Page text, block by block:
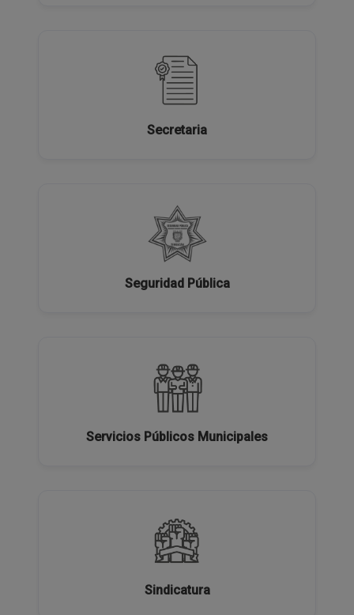
Secretaria
Seguridad Pública
Servicios Públicos Municipales
Sindicatura